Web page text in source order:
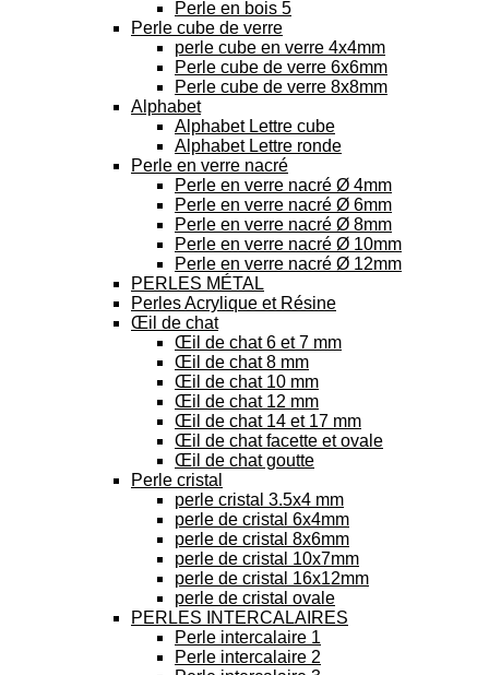
Perle en bois 5
Perle cube de verre
perle cube en verre 4x4mm
Perle cube de verre 6x6mm
Perle cube de verre 8x8mm
Alphabet
Alphabet Lettre cube
Alphabet Lettre ronde
Perle en verre nacré
Perle en verre nacré Ø 4mm
Perle en verre nacré Ø 6mm
Perle en verre nacré Ø 8mm
Perle en verre nacré Ø 10mm
Perle en verre nacré Ø 12mm
PERLES MÉTAL
Perles Acrylique et Résine
Œil de chat
Œil de chat 6 et 7 mm
Œil de chat 8 mm
Œil de chat 10 mm
Œil de chat 12 mm
Œil de chat 14 et 17 mm
Œil de chat facette et ovale
Œil de chat goutte
Perle cristal
perle cristal 3.5x4 mm
perle de cristal 6x4mm
perle de cristal 8x6mm
perle de cristal 10x7mm
perle de cristal 16x12mm
perle de cristal ovale
PERLES INTERCALAIRES
Perle intercalaire 1
Perle intercalaire 2